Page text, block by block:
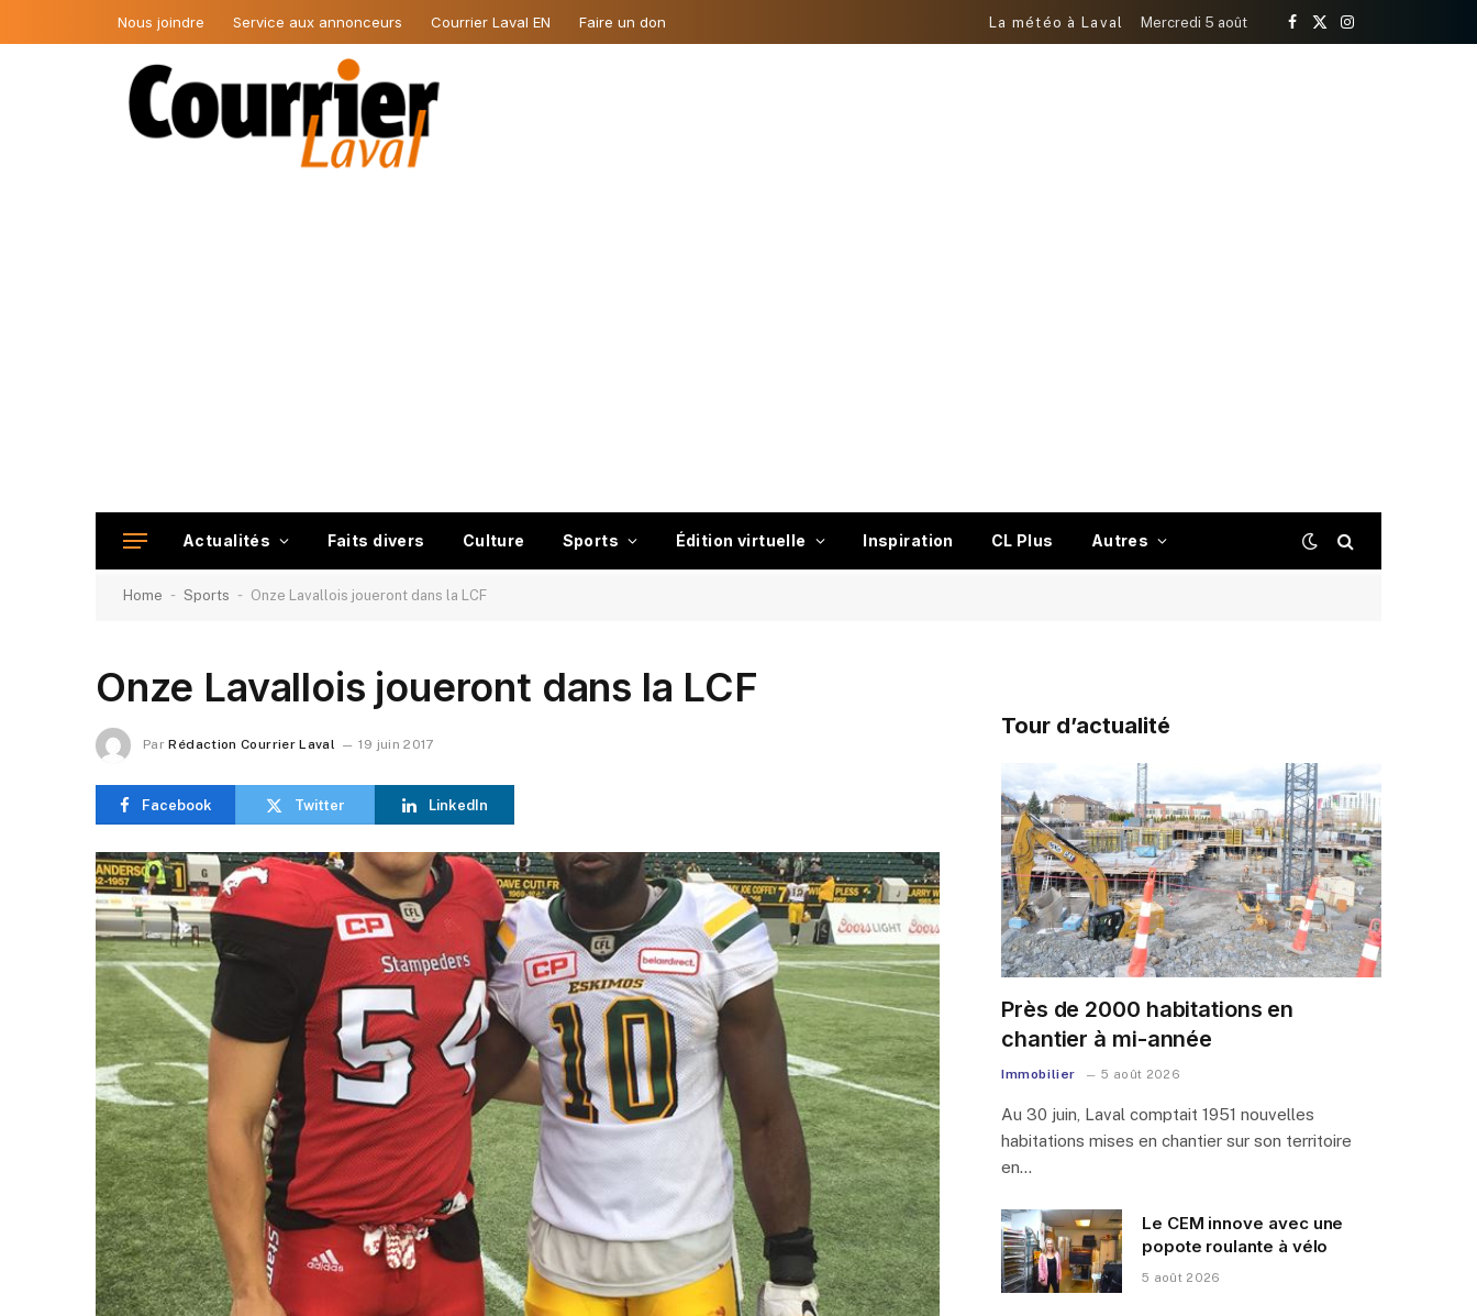
Nous joindre Service aux annonceurs Courrier Laval EN Faire un don La météo à Laval Mercredi 5 août
Facebook
X
Instagram
Actualités Faits divers Culture Sports Édition virtuelle Inspiration CL Plus Autres
Home - Sports - Onze Lavallois joueront dans la LCF
Onze Lavallois joueront dans la LCF
Par Rédaction Courrier Laval 19 juin 2017
Facebook Twitter LinkedIn
Tour d’actualité
Près de 2000 habitations en
chantier à mi-année
Immobilier 5 août 2026
Au 30 juin, Laval comptait 1951 nouvelles
habitations mises en chantier sur son territoire
en…
Le CEM innove avec une
popote roulante à vélo
5 août 2026